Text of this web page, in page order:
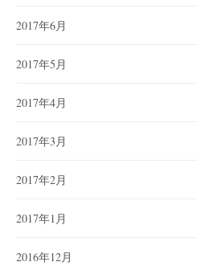
2017年6月
2017年5月
2017年4月
2017年3月
2017年2月
2017年1月
2016年12月